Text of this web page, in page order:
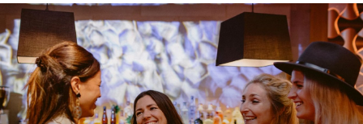
Toeristische routes
Natuurgebieden
Baroniepoorten
Sport